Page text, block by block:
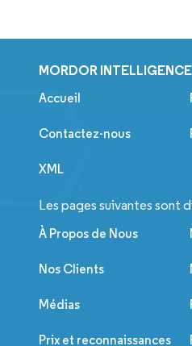
MORDOR INTELLIGENCE
Accueil
Contactez-nous
XML
Les pages suivantes sont
À Propos de Nous
Nos Clients
Médias
Prix et reconnaissances